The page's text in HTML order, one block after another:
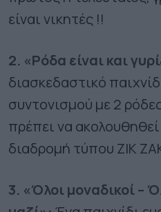
είναι νικητές !!
2. «Ρόδα είναι και
διασκεδαστικό
συντονισμού με 2
πρέπει να
διαδρομή τύπου ΖΙΚ
3. «Όλοι μοναδικοί –